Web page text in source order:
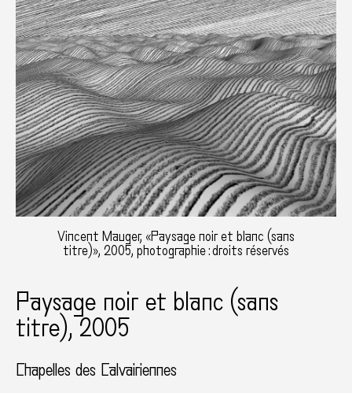
Vincent Mauger, «Paysage noir et blanc (sans
titre)», 2005, photographie : droits réservés
Paysage noir et blanc (sans
titre), 2005
Chapelles des Calvairiennes